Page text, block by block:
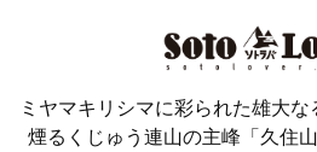
ミヤマキリシマに彩られた雄大
煙るくじゅう連山の主峰「久住